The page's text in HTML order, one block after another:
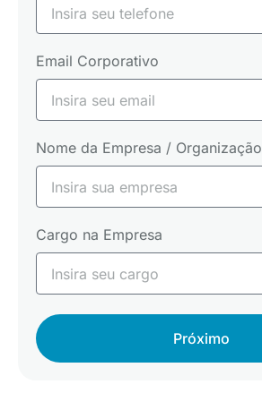
Email Corporativo
Nome da Empresa / Organização
Cargo na Empresa
Próximo